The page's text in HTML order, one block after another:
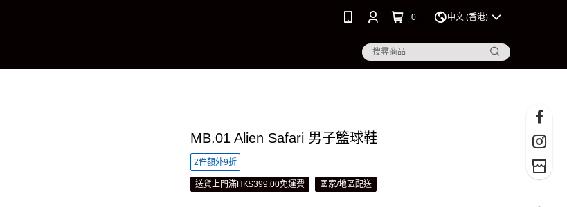
0 中文 (香港)
MB.01 Alien Safari 男子籃球鞋
2件額外9折
送貨上門滿HK$399.00免運費 國家/地區配送